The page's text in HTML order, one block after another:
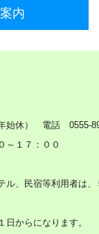
内
始休） 電話 0555-
～１７：００
、民宿等利用者は、
からになります。